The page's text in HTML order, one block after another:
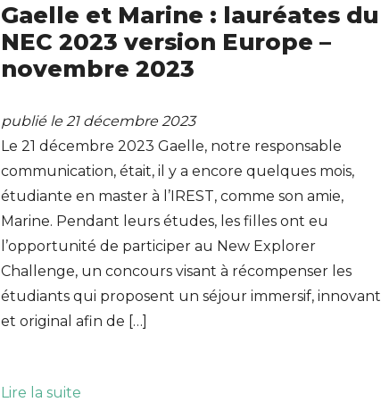
Gaelle et Marine : lauréates du
NEC 2023 version Europe –
novembre 2023
publié le 21 décembre 2023
Le 21 décembre 2023 Gaelle, notre responsable
communication, était, il y a encore quelques mois,
étudiante en master à l’IREST, comme son amie,
Marine. Pendant leurs études, les filles ont eu
l’opportunité de participer au New Explorer
Challenge, un concours visant à récompenser les
étudiants qui proposent un séjour immersif, innovant
et original afin de […]
Lire la suite